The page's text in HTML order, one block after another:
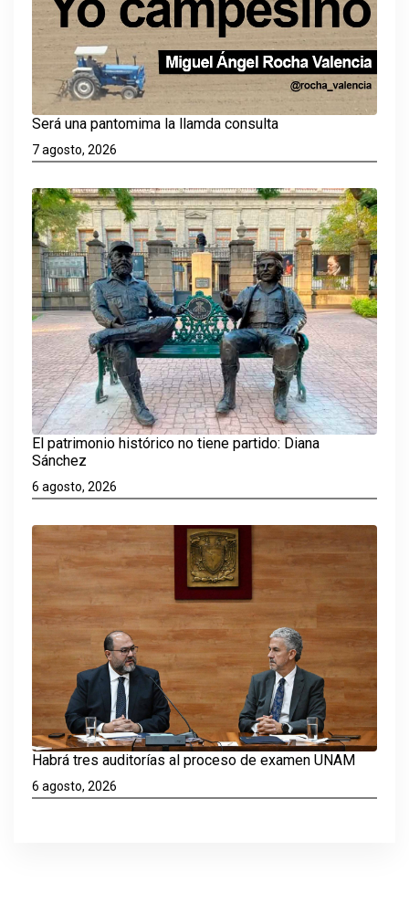
Será una pantomima la llamda consulta
7 agosto, 2026
El patrimonio histórico no tiene partido: Diana
Sánchez
6 agosto, 2026
Habrá tres auditorías al proceso de examen UNAM
6 agosto, 2026